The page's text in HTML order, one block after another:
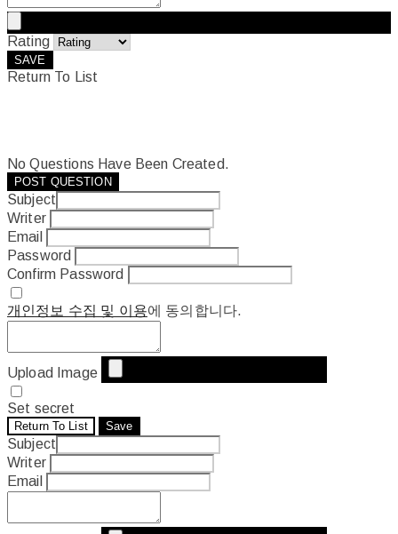
Rating
SAVE
Return To List
No Questions Have Been Created.
POST QUESTION
Subject
Writer
Email
Password
Confirm Password
개인정보 수집 및 이용에 동의합니다.
Upload Image
Set secret
Return To List Save
Subject
Writer
Email